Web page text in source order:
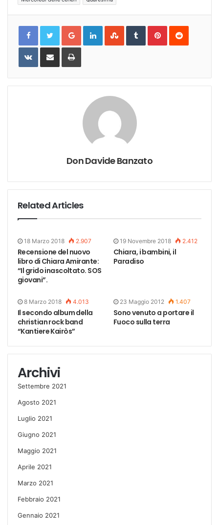
Google+LinkedInStumbleUpon
TumblrPinterestReddit
VKontakteShare
Email
Print
Don Davide Banzato
Related Articles
18 Marzo 2018 2.907
Recensione del nuovo
libro di Chiara Amirante:
“Il grido inascoltato. SOS
giovani”.
19 Novembre 2018 2.412
Chiara, i bambini, il
Paradiso
8 Marzo 2018 4.013
Il secondo album della
christian rock band
“Kantiere Kairòs”
23 Maggio 2012 1.407
Sono venuto a portare il
Fuoco sulla terra
Archivi
Settembre 2021
Agosto 2021
Luglio 2021
Giugno 2021
Maggio 2021
Aprile 2021
Marzo 2021
Febbraio 2021
Gennaio 2021